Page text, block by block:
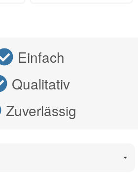
Einfach
Qualitativ
Zuverlässig